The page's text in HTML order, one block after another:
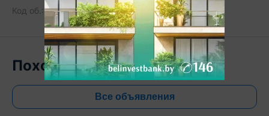
Код об.:35164 183
Похожие объекты
Все объявления